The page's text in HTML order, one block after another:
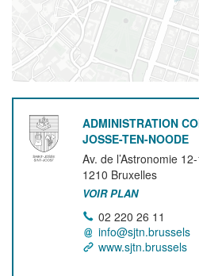
ADMINISTRATION
JOSSE-TEN-NOODE
Av. de l’Astronomie
1210 Bruxelles
VOIR PLAN
02 220 26 11
info@sjtn.brussels
www.sjtn.brussels